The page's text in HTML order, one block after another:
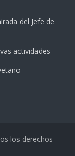
del Jefe de
actividades
los derechos